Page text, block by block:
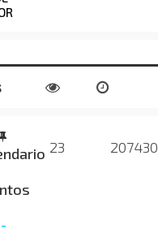
23 207430